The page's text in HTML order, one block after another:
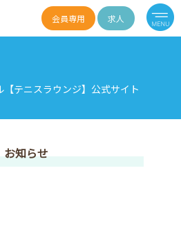
会員専用 求人
テニスラウンジ】公式サイト
お知らせ